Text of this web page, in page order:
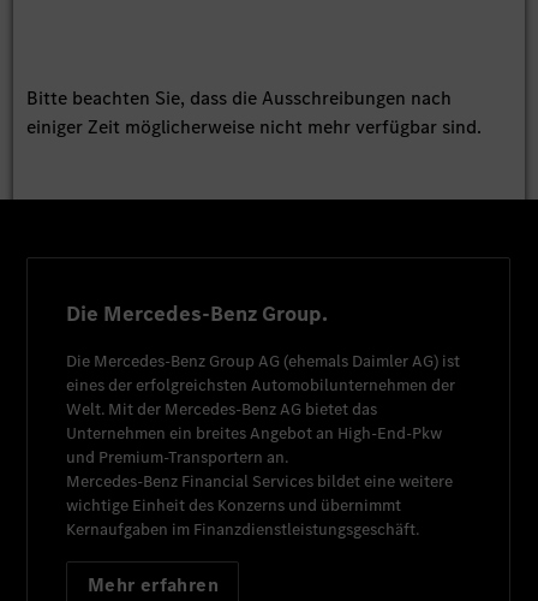
Bitte beachten Sie, dass die Ausschreibungen nach
einiger Zeit möglicherweise nicht mehr verfügbar sind.
Die Mercedes-Benz Group.
Die Mercedes-Benz Group AG (ehemals Daimler AG) ist
eines der erfolgreichsten Automobilunternehmen der
Welt. Mit der Mercedes-Benz AG bietet das
Unternehmen ein breites Angebot an High-End-Pkw
und Premium-Transportern an.
Mercedes-Benz Financial Services bildet eine weitere
wichtige Einheit des Konzerns und übernimmt
Kernaufgaben im Finanzdienstleistungsgeschäft.
Mehr erfahren